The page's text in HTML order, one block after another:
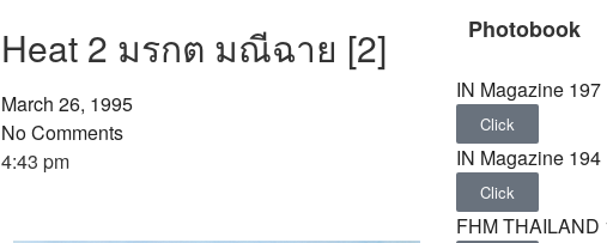
Heat 2 มรกต มณีฉาย [2]
March 26, 1995
No Comments
4:43 pm
Photobook
IN Magazine 197
Click
IN Magazine 194
Click
FHM THAILAND